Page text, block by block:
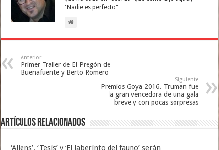
"Nadie es perfecto"
Anterior
Primer Trailer de El Pregón de
Buenafuente y Berto Romero
Siguiente
Premios Goya 2016. Truman fue
la gran vencedora de una gala
breve y con pocas sorpresas
Artículos relacionados
‘Aliens’, ‘Tesis’ y ‘El laberinto del fauno’ serán